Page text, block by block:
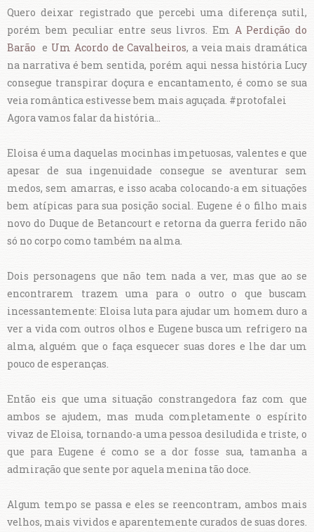
Quero deixar registrado que percebi uma diferença sutil,
porém bem peculiar entre seus livros. Em A Perdição do
Barão e Um Acordo de Cavalheiros, a veia mais dramática
na narrativa é bem sentida, porém aqui nessa história Lucy
consegue transpirar doçura e encantamento, é como se sua
veia romântica estivesse bem mais aguçada. #protofalei
Agora vamos falar da história...
Eloisa é uma daquelas mocinhas impetuosas, valentes e que
apesar de sua ingenuidade consegue se aventurar sem
medos, sem amarras, e isso acaba colocando-a em situações
bem atípicas para sua posição social. Eugene é o filho mais
novo do Duque de Betancourt e retorna da guerra ferido não
só no corpo como também na alma.
Dois personagens que não tem nada a ver, mas que ao se
encontrarem trazem uma para o outro o que buscam
incessantemente: Eloisa luta para ajudar um homem duro a
ver a vida com outros olhos e Eugene busca um refrigero na
alma, alguém que o faça esquecer suas dores e lhe dar um
pouco de esperanças.
Então eis que uma situação constrangedora faz com que
ambos se ajudem, mas muda completamente o espírito
vivaz de Eloisa, tornando-a uma pessoa desiludida e triste, o
que para Eugene é como se a dor fosse sua, tamanha a
admiração que sente por aquela menina tão doce.
Algum tempo se passa e eles se reencontram, ambos mais
velhos, mais vividos e aparentemente curados de suas dores.